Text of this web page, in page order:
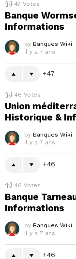
47 Votes
Banque
Informations
by Banques Wiki
il y a 7 ans
47
46 Votes
Union
Historique &
by Banques Wiki
il y a 7 ans
46
46 Votes
Banque
Informations
by Banques Wiki
il y a 7 ans
46